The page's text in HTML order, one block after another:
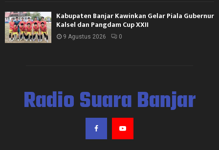
Kabupaten Banjar Kawinkan Gelar Piala Gubernur
Kalsel dan Pangdam Cup XXII
9 Agustus 2026 0
Radio Suara Banjar